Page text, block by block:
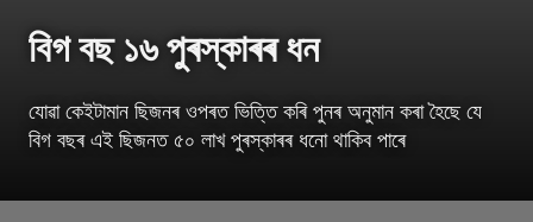
বিগ বছ ১৬ পুৰস্কাৰৰ ধন
যোৱা কেইটামান ছিজনৰ ওপৰত ভিত্তি কৰি পুনৰ অনুমান কৰা হৈছে যে
বিগ বছৰ এই ছিজনত ৫০ লাখ পুৰস্কাৰৰ ধনো থাকিব পাৰে